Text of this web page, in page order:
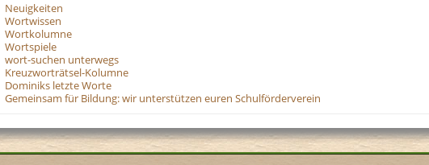
Neuigkeiten
Wortwissen
Wortkolumne
Wortspiele
wort-suchen unterwegs
Kreuzworträtsel-Kolumne
Dominiks letzte Worte
Gemeinsam für Bildung: wir unterstützen euren Schulförderverein